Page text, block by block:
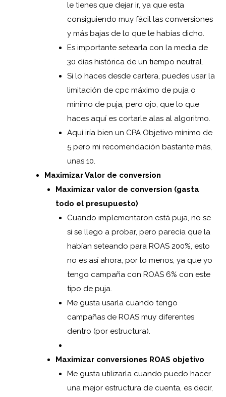
le tienes que dejar ir, ya que esta
consiguiendo muy fácil las conversiones
y más bajas de lo que le habías dicho.
Es importante setearla con la media de
30 días histórica de un tiempo neutral.
Si lo haces desde cartera, puedes usar la
limitación de cpc máximo de puja o
mínimo de puja, pero ojo, que lo que
haces aquí es cortarle alas al algoritmo.
Aquí iría bien un CPA Objetivo mínimo de
5 pero mi recomendación bastante más,
unas 10.
Maximizar Valor de conversion
Maximizar valor de conversion (gasta
todo el presupuesto)
Cuando implementaron está puja, no se
si se llego a probar, pero parecía que la
habían seteando para ROAS 200%, esto
no es así ahora, por lo menos, ya que yo
tengo campaña con ROAS 6% con este
tipo de puja.
Me gusta usarla cuando tengo
campañas de ROAS muy diferentes
dentro (por estructura).
Maximizar conversiones ROAS objetivo
Me gusta utilizarla cuando puedo hacer
una mejor estructura de cuenta, es decir,